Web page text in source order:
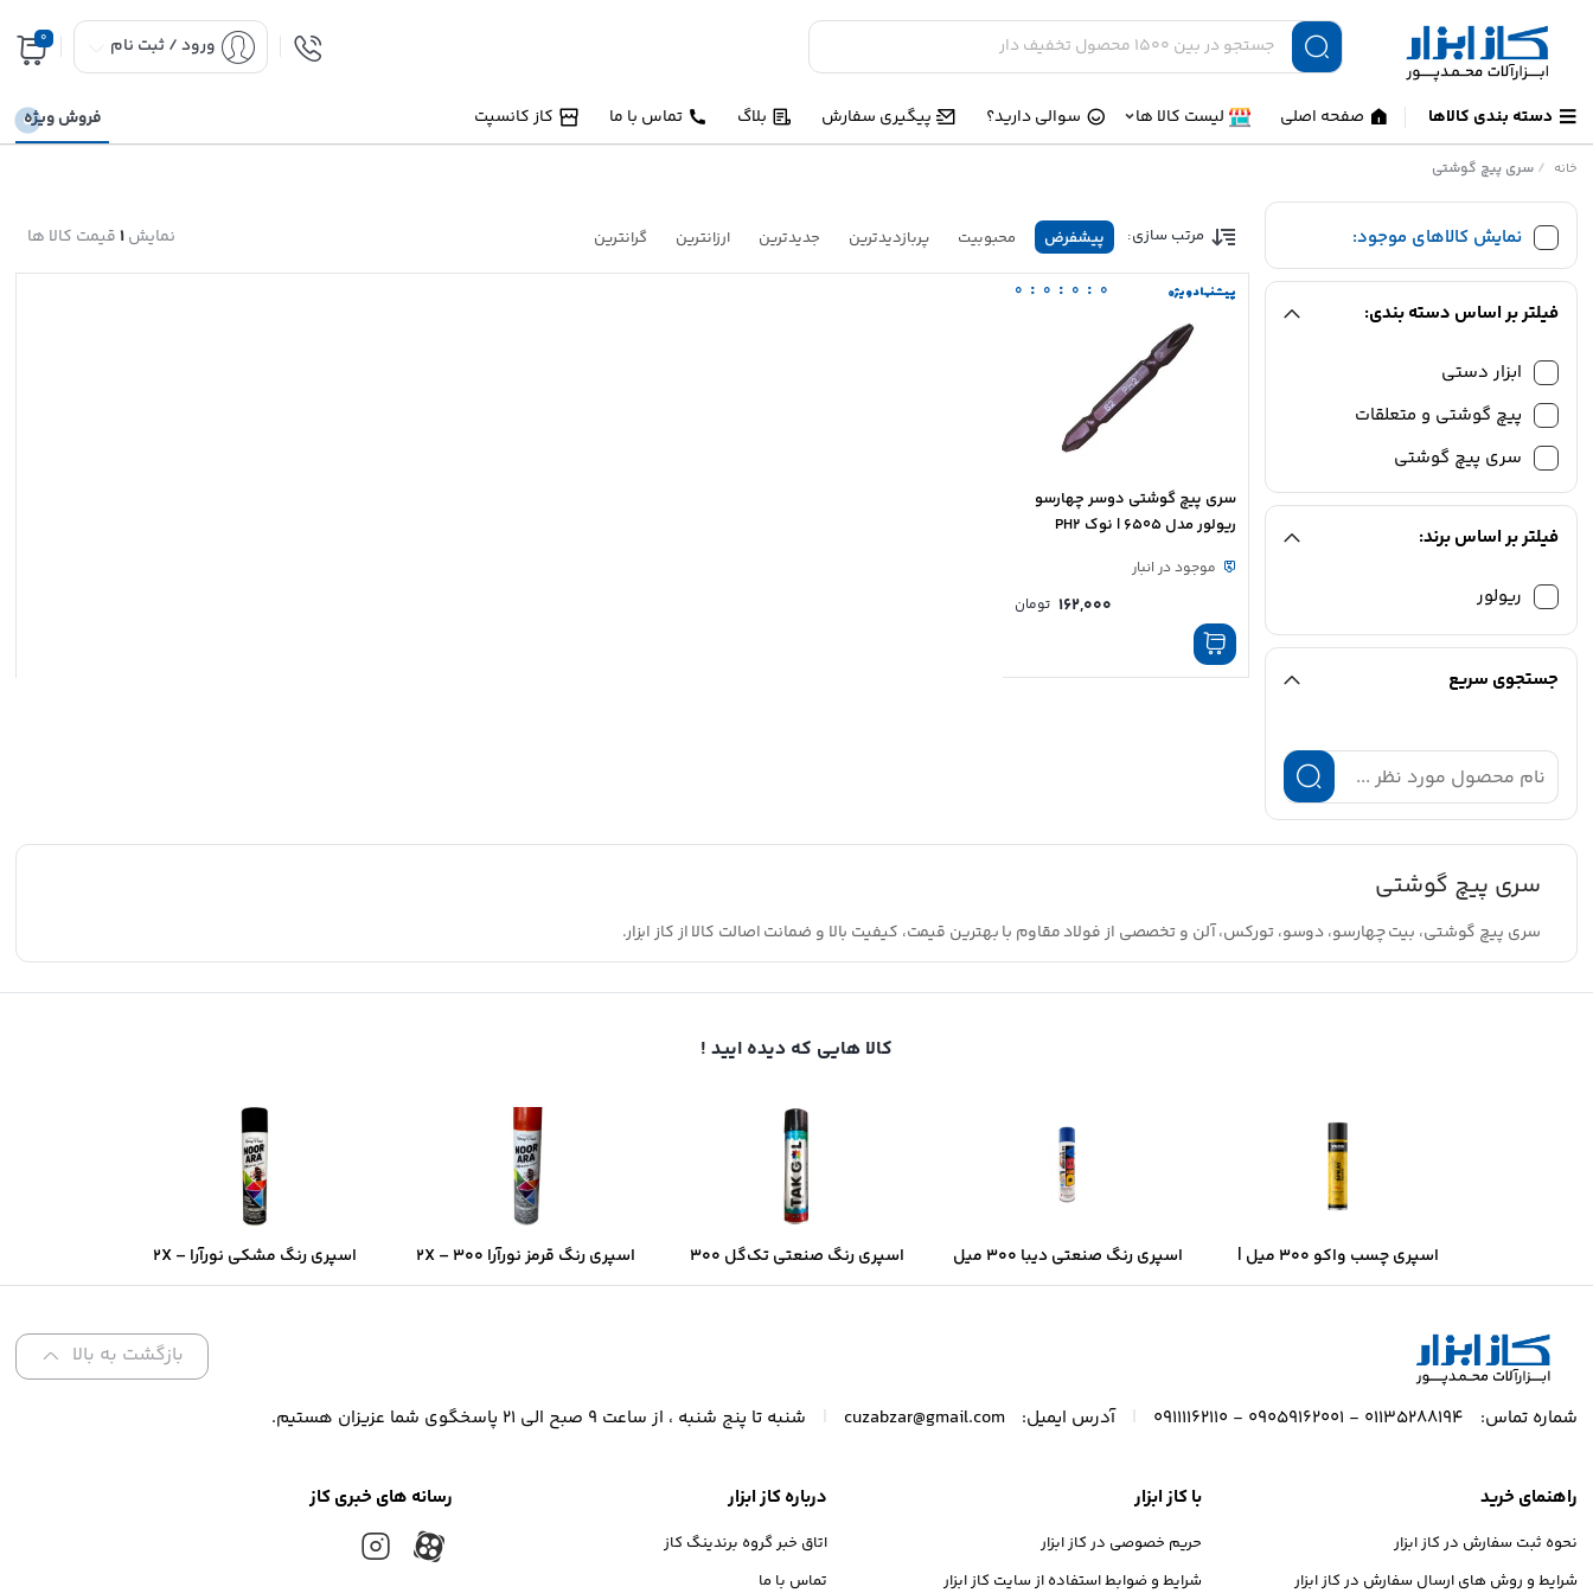
ورود / ثبت نام 0
دسته بندی کالاها صفحه اصلی لیست کالا ها سوالی دارید؟ پیگیری سفارش بلاگ تماس با ما کاز کانسپت فروش ویژه
خانه /سری پیچ گوشتی
نمایش کالاهای موجود:
فیلتر بر اساس دسته بندی:
ابزار دستی
پیچ گوشتی و متعلقات
سری پیچ گوشتی
فیلتر بر اساس برند:
ریولور
جستجوی سریع
مرتب سازی: پیشفرض محبوبیت پربازدیدترین جدیدترین ارزانترین گرانترین نمایش1 قیمت کالا ها
پیشنهاد ویژه 0 : 0 : 0 : 0
سری پیچ گوشتی دوسر چهارسو
ریولور مدل 6505 | نوک PH2
موجود در انبار
162,000 تومان
سری پیچ گوشتی
سری پیچ گوشتی، بیت چهارسو، دوسو، تورکس، آلن و تخصصی از فولاد مقاوم با بهترین قیمت، کیفیت بالا و ضمانت اصالت کالا از کاز ابزار.
کالا هایی که دیده ایید !
اسپری چسب واکو ۳۰۰ میل |
قدرت چسبندگی بالا، خشک‌شدن
اسپری رنگ صنعتی دیبا ۳۰۰ میل
– آبی براق | خشک‌شدن سریع و
اسپری رنگ صنعتی تک‌گل ۳۰۰
میل – مشکی براق با پوشش
اسپری رنگ قرمز نورآرا ۲X – ۳۰۰
میل | خشک‌شدن فوق‌سریع و
اسپری رنگ مشکی نورآرا ۲X –
۳۰۰ میل | پوشش دو‌برابر و
خشک‌شدن سریع
بازگشت به بالا
شماره تماس: 01135288194 - 09059162001 - 09111162110 آدرس ایمیل: cuzabzar@gmail.com شنبه تا پنج شنبه ، از ساعت 9 صبح الی 21 پاسخگوی شما عزیزان هستیم.
راهنمای خرید
نحوه ثبت سفارش در کاز ابزار
شرایط و روش های ارسال سفارش در کاز ابزار
با کاز ابزار
حریم خصوصی در کاز ابزار
شرایط و ضوابط استفاده از سایت کاز ابزار
درباره کاز ابزار
اتاق خبر گروه برندینگ کاز
تماس با ما
رسانه های خبری کاز